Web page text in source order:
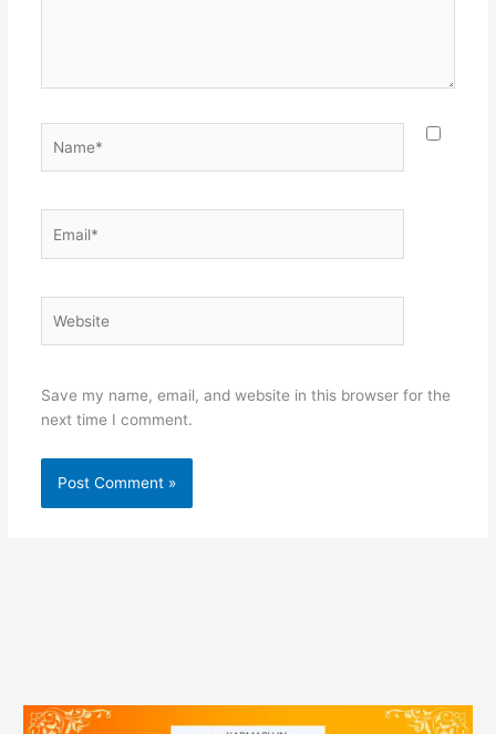
Save my name, email, and website in this browser for the
next time I comment.